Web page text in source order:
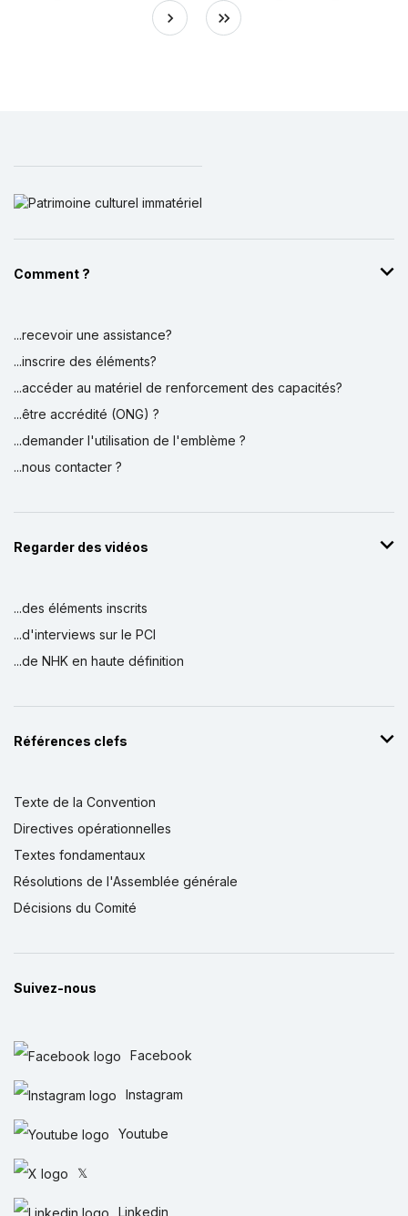
Comment ?
...recevoir une assistance?
...inscrire des éléments?
...accéder au matériel de renforcement des capacités?
...être accrédité (ONG) ?
...demander l'utilisation de l'emblème ?
...nous contacter ?
Regarder des vidéos
...des éléments inscrits
...d'interviews sur le PCI
...de NHK en haute définition
Références clefs
Texte de la Convention
Directives opérationnelles
Textes fondamentaux
Résolutions de l'Assemblée générale
Décisions du Comité
Suivez-nous
Facebook
Instagram
Youtube
𝕏
Linkedin